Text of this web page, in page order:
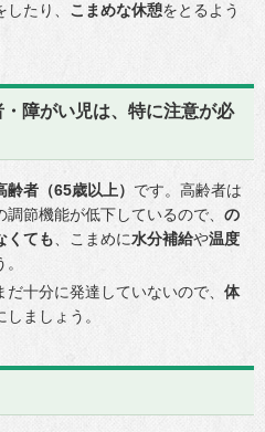
たり、 こまめな休憩をとるよう
障がい児は、特に注意が必
齢者（65歳以上） です。高齢者は
節機能が低下しているので、 の
くても 、こまめに水分補給や温度
十分に発達していないので、 体
ましょう。